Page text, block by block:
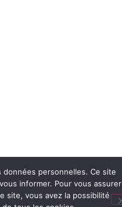
données personnelles. Ce site
informer. Pour vous assurer
site, vous avez la possibilité